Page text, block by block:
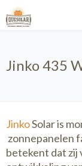
Jinko 435
JinkoSolar is
zonnepanelen
betekent dat zij